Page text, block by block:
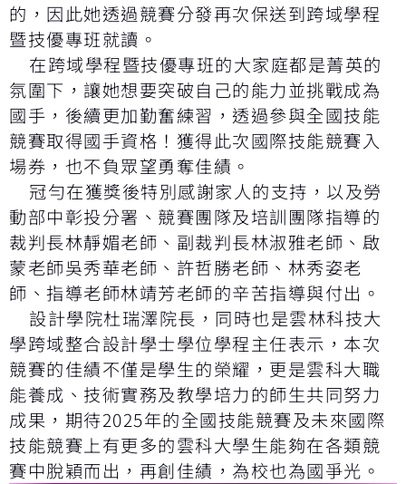
的，因此她透過競賽分發再次保送到跨域學程
暨技優專班就讀。
在跨域學程暨技優專班的大家庭都是菁英的
氛圍下，讓她想要突破自己的能力並挑戰成為
國手，後續更加勤奮練習，透過參與全國技能
競賽取得國手資格！獲得此次國際技能競賽入
場券，也不負眾望勇奪佳績。
冠勻在獲獎後特別感謝家人的支持，以及勞
動部中彰投分署、競賽團隊及培訓團隊指導的
裁判長林靜媚老師、副裁判長林淑雅老師、啟
蒙老師吳秀華老師、許哲勝老師、林秀姿老
師、指導老師林靖芳老師的辛苦指導與付出。
設計學院杜瑞澤院長，同時也是雲林科技大
學跨域整合設計學士學位學程主任表示，本次
競賽的佳績不僅是學生的榮耀，更是雲科大職
能養成、技術實務及教學培力的師生共同努力
成果，期待2025年的全國技能競賽及未來國際
技能競賽上有更多的雲科大學生能夠在各類競
賽中脫穎而出，再創佳績，為校也為國爭光。